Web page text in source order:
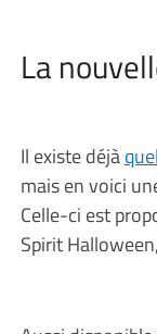
La
Il existe déjà
mais en voici
Celle-ci est
Spirit